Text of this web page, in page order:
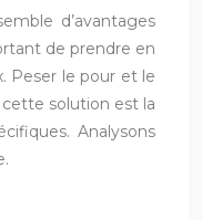
d’avantages
de prendre en
Peser le pour et le
solution est la
Analysons